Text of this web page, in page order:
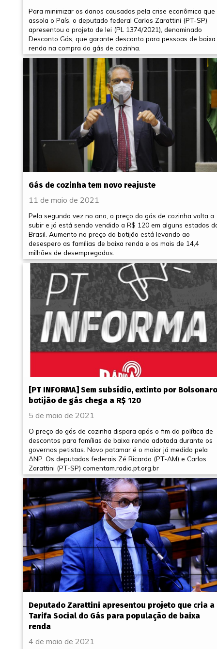
Para minimizar os danos causados pela crise econômica que
assola o País, o deputado federal Carlos Zarattini (PT-SP)
apresentou o projeto de lei (PL 1374/2021), denominado
Desconto Gás, que garante desconto para pessoas de baixa
renda na compra do gás de cozinha.
Gás de cozinha tem novo reajuste
11 de maio de 2021
Pela segunda vez no ano, o preço do gás de cozinha volta a
subir e já está sendo vendido a R$ 120 em alguns estados
Brasil. Aumento no preço do botijão está levando ao
desespero as famílias de baixa renda e os mais de 14,4
milhões de desempregados.
[PT INFORMA] Sem subsídio, extinto por
botijão de gás chega a R$ 120
5 de maio de 2021
O preço do gás de cozinha dispara após o fim da política de
descontos para famílias de baixa renda adotada durante os
governos petistas. Novo patamar é o maior já medido pela
ANP. Os deputados federais Zé Ricardo (PT-AM) e Carlos
Zarattini (PT-SP) comentam.radio.pt.org.br
Deputado Zarattini apresentou projeto que cria a
Tarifa Social do Gás para população de baixa
renda
4 de maio de 2021